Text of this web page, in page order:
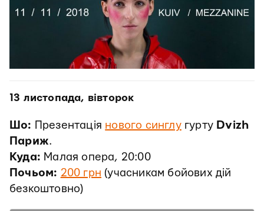
13 листопада, вівторок
Шо: Презентація нового синглугурту Dvizh
Париж.
Куда: Малая опера, 20:00
Почьом: 200 грн (учасникам бойових дій
безкоштовно)